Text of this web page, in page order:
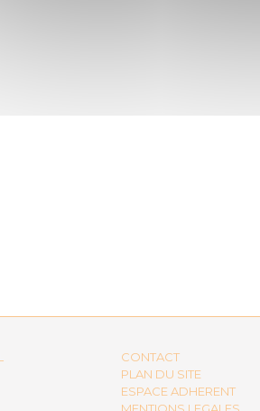
CONTACT
PLAN DU SITE
ESPACE ADHERENT